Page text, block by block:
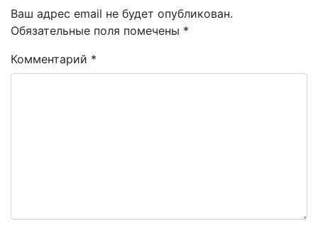
Ваш адрес email не будет опубликован.
Обязательные поля помечены *
Комментарий *